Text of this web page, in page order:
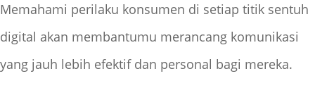
Memahami perilaku konsumen di setiap titik sentuh
digital akan membantumu merancang komunikasi
yang jauh lebih efektif dan personal bagi mereka.